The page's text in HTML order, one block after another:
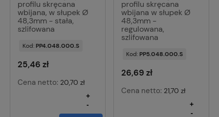
profilu skręcana
wbijana, w słupek Ø
48,3mm - stała,
szlifowana
Kod: PP4.048.000.S
25,46 zł
Cena netto: 20,70 zł
-
+
profilu skręcana
wbijana w słupek Ø
48,3mm -
regulowana,
szlifowana
Kod: PP5.048.000.S
26,69 zł
Cena netto: 21,70 zł
-
+